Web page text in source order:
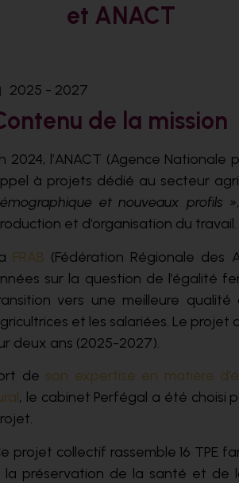
et ANACT
2025 - 2027
de la mission
2024, l’ANACT (Agence
à projets dédié au secteur
et nouveaux profils »
et d’organisation du travail.
FRAB (Fédération Régionale des
sur la question de l’égalité
vers une meilleure
et les salariées. Le projet
deux ans (2025-2027).
de son expertise en matière
, le cabinet Perfégal a été choisi
projet collectif rassemble 16 TPE
la préservation de la santé et de